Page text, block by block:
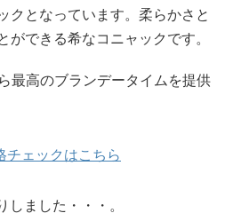
クとなっています。柔らかさと
できる希なコニャックです。
最高のブランデータイムを提供
チェックはこちら
ました・・・。